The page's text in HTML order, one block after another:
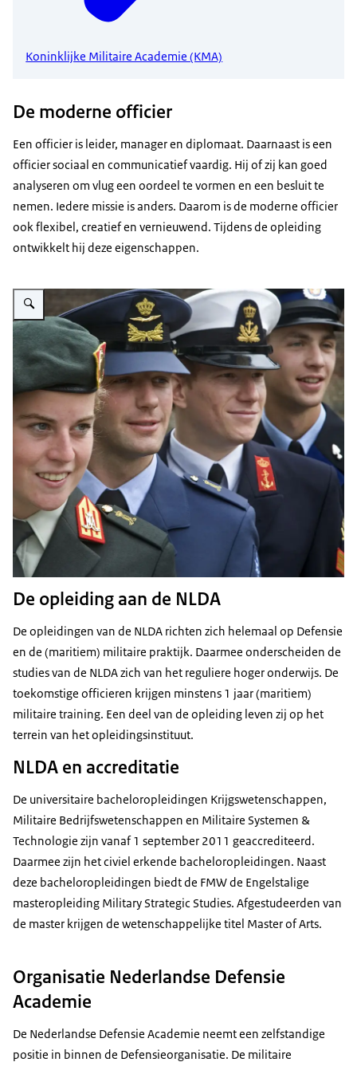
Koninklijke Militaire Academie (KMA)
De moderne officier
Een officier is leider, manager en diplomaat. Daarnaast is een
officier sociaal en communicatief vaardig. Hij of zij kan goed
analyseren om vlug een oordeel te vormen en een besluit te
nemen. Iedere missie is anders. Daarom is de moderne officier
ook flexibel, creatief en vernieuwend. Tijdens de opleiding
ontwikkelt hij deze eigenschappen.
Vergroot afbeelding 4 officiers
De opleiding aan de NLDA
De opleidingen van de NLDA richten zich helemaal op Defensie
en de (maritiem) militaire praktijk. Daarmee onderscheiden de
studies van de NLDA zich van het reguliere hoger onderwijs. De
toekomstige officieren krijgen minstens 1 jaar (maritiem)
militaire training. Een deel van de opleiding leven zij op het
terrein van het opleidingsinstituut.
NLDA en accreditatie
De universitaire bacheloropleidingen Krijgswetenschappen,
Militaire Bedrijfswetenschappen en Militaire Systemen &
Technologie zijn vanaf 1 september 2011 geaccrediteerd.
Daarmee zijn het civiel erkende bacheloropleidingen. Naast
deze bacheloropleidingen biedt de FMW de Engelstalige
masteropleiding Military Strategic Studies. Afgestudeerden van
de master krijgen de wetenschappelijke titel Master of Arts.
Organisatie Nederlandse Defensie
Academie
De Nederlandse Defensie Academie neemt een zelfstandige
positie in binnen de Defensieorganisatie. De militaire